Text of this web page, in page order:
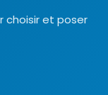
choisir et poser